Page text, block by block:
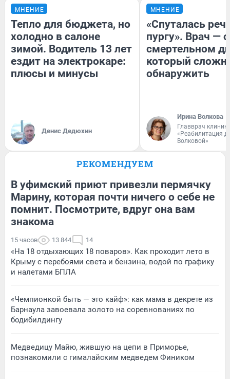
МНЕНИЕ
Тепло для бюджета, но
холодно в салоне
зимой. Водитель 13 лет
ездит на электрокаре:
плюсы и минусы
Денис Дедюхин
МНЕНИЕ
«Спуталась
пургу». Врач — о
смертельном
который
обнаружить
Ирина Волкова
Главврач
«Реабилитация
Волковой»
РЕКОМЕНДУЕМ
В уфимский приют привезли пермячку
Марину, которая почти ничего о себе не
помнит. Посмотрите, вдруг она вам
знакома
15 часов 13 844 14
«На 18 отдыхающих 18 поваров». Как проходит лето в
Крыму с перебоями света и бензина, водой по графику
и налетами БПЛА
«Чемпионкой быть — это кайф»: как мама в декрете из
Барнаула завоевала золото на соревнованиях по
бодибилдингу
Медведицу Майю, жившую на цепи в Приморье,
познакомили с гималайским медведем Фиником